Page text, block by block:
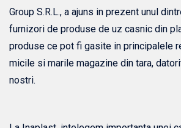
Group S.R.L., a ajuns in prezent unul
furnizori de produse de uz casnic din
produse ce pot fi gasite in principalele
micile si marile magazine din tara,
nostri.